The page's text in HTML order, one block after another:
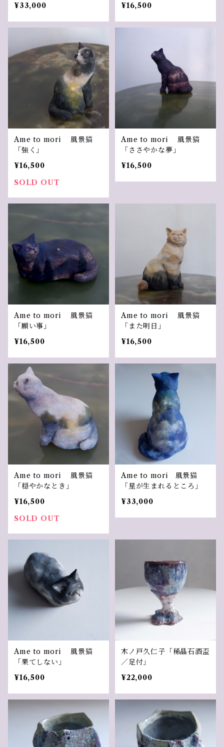
¥33,000
¥16,500
Ame to mori 風景猫
「強く」
¥16,500
SOLD OUT
Ame to mori 風景猫
「ささやかな夢」
¥16,500
Ame to mori 風景猫
「願い事」
¥16,500
Ame to mori 風景猫
「また明日」
¥16,500
Ame to mori 風景猫
「穏やかなとき」
¥16,500
SOLD OUT
Ame to mori 風景猫
「星が生まれるところ」
¥33,000
Ame to mori 風景猫
「果てしない」
¥16,500
木ノ戸久仁子「稀晶石酒盃
／足付」
¥22,000